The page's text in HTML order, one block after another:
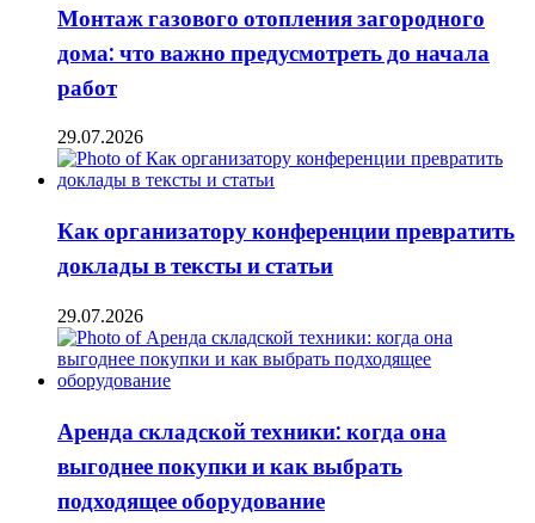
Монтаж газового отопления загородного
дома: что важно предусмотреть до начала
работ
29.07.2026
Как организатору конференции превратить
доклады в тексты и статьи
29.07.2026
Аренда складской техники: когда она
выгоднее покупки и как выбрать
подходящее оборудование